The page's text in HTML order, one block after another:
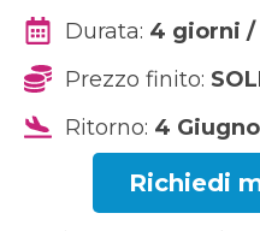
Durata: 4 giorni /
Prezzo finito:
Ritorno: 4
Richiedi